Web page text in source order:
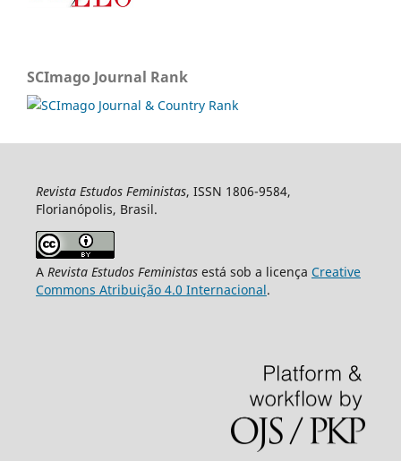
SCImago Journal Rank
Revista Estudos Feministas, ISSN 1806-9584,
Florianópolis, Brasil.
A Revista Estudos Feministasestá sob a licença Creative
Commons Atribuição 4.0 Internacional.